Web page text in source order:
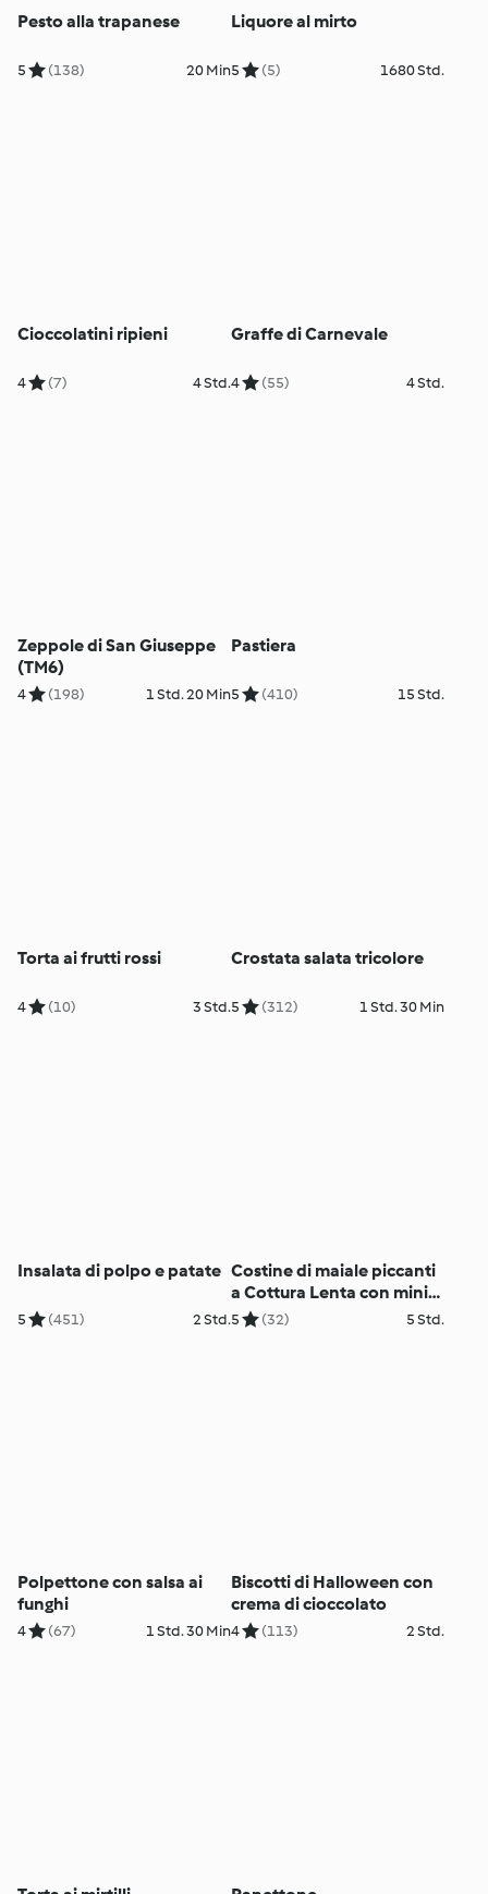
Pesto alla trapanese
5 (138) 20 Min
Liquore al mirto
5 (5) 1680 Std.
Cioccolatini ripieni
4 (7) 4 Std.
Graffe di Carnevale
4 (55) 4 Std.
Zeppole di San Giuseppe
(TM6)
4 (198) 1 Std. 20 Min
Pastiera
5 (410) 15 Std.
Torta ai frutti rossi
4 (10) 3 Std.
Crostata salata tricolore
5 (312) 1 Std. 30 Min
Insalata di polpo e patate
5 (451) 2 Std.
Costine di maiale piccanti
a Cottura Lenta con mini
tortillas
5 (32) 5 Std.
Polpettone con salsa ai
funghi
4 (67) 1 Std. 30 Min
Biscotti di Halloween con
crema di cioccolato
4 (113) 2 Std.